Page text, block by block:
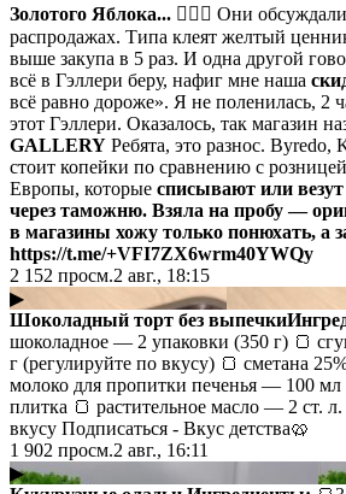
Золотого Яблока... 🤦🏻‍♀️ Они
распродажах. Типа клеят желтый
выше закупа в 5 раз. И одна другой
всё в Гэллери беру, нафиг мне наша
всё равно дороже». Я не поленилась, 2
этот Гэллери. Оказалось, так магазин
GALLERY Ребята, это разнос.
стоит копейки по сравнению с
Европы, которые списывают или
через таможню. Взяла на пробу —
в магазины хожу только понюхать, а
https://t.me/+VFI7ZX6wrm40YWQy
2 152 просм.2 авг., 18:15
▶
Шоколадный торт без выпечки
шоколадное — 2 упаковки (350 г) 🍞
г (регулируйте по вкусу) 🍞 сметана
молоко для пропитки печенья — 100
плитка 🍞 растительное масло — 2 ст.
вкусу Подписаться - Вкус детства🥨
1 902 просм.2 авг., 16:11
▶